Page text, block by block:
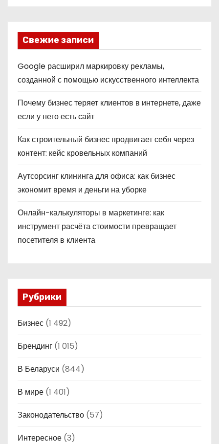
Свежие записи
Google расширил маркировку рекламы,
созданной с помощью искусственного интеллекта
Почему бизнес теряет клиентов в интернете, даже
если у него есть сайт
Как строительный бизнес продвигает себя через
контент: кейс кровельных компаний
Аутсорсинг клининга для офиса: как бизнес
экономит время и деньги на уборке
Онлайн-калькуляторы в маркетинге: как
инструмент расчёта стоимости превращает
посетителя в клиента
Рубрики
Бизнес (1 492)
Брендинг (1 015)
В Беларуси (844)
В мире (1 401)
Законодательство (57)
Интересное (3)